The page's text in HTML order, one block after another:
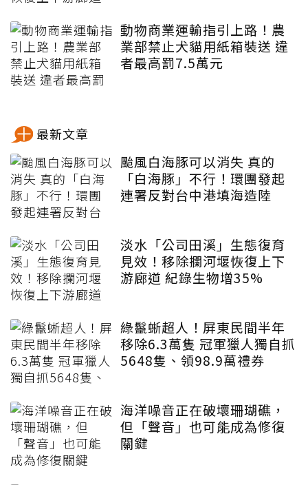
動物商業運輸指引上路！農
業部禁止犬貓用紙箱裝送 違
者最高罰7.5萬元
最新文章
颱風白海豚可以消失 真的
「白海豚」不行！環團發起
連署反對台中港填海造陸
淡水「公司田溪」生態復育
見效！移除攔河堰恢復上下
游廊道 紀錄生物增35%
綠鬣蜥超人！屏東民間半年
移除6.3萬隻 冠軍獵人獨自抓
5648隻、領98.9萬禮券
海洋噪音正在破壞珊瑚礁，
但「聲音」也可能成為修復
關鍵